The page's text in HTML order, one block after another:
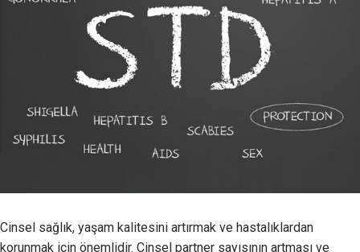
Cinsel sağlık, yaşam kalitesini artırmak ve hastalıklardan
korunmak için önemlidir. Cinsel partner sayısının artması ve